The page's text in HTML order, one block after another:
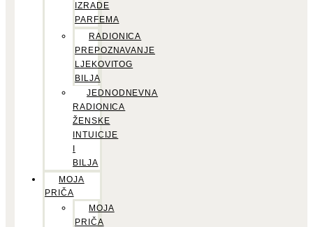
IZRADE
PARFEMA
RADIONICA
PREPOZNAVANJE
LJEKOVITOG
BILJA
JEDNODNEVNA
RADIONICA
ŽENSKE
INTUICIJE
BILJA
MOJA
PRIČA
MOJA
PRIČA